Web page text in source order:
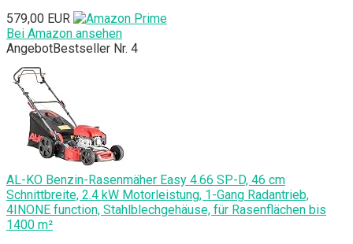
579,00 EUR
Bei Amazon ansehen
AngebotBestseller Nr. 4
AL-KO Benzin-Rasenmäher Easy 4.66 SP-D, 46 cm
Schnittbreite, 2.4 kW Motorleistung, 1-Gang Radantrieb,
4INONE function, Stahlblechgehäuse, für Rasenflächen bis
1400 m²